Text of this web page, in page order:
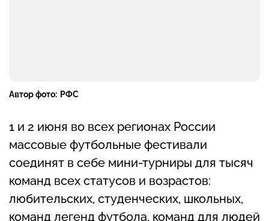
Автор фото: РФС
1 и 2 июня во всех регионах России
массовые футбольные фестивали
соединят в себе мини-турниры для тысяч
команд всех статусов и возрастов:
любительских, студенческих, школьных,
команд легенд футбола, команд для людей